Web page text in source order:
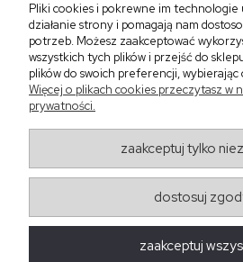
Sukienka z falbaną i
bufiastym rękawem w
405,30 zł
‹
Regulaminy
Obsługa
Pliki cookies i pokrewne im technologie
działanie strony i pomagają nam
potrzeb. Możesz zaakceptować
wszystkich tych plików i przejść do
plików do swoich preferencji,
Więcej o plikach cookies przeczytasz w
prywatności.
zaakceptuj tylko
dostosuj
zaakceptuj